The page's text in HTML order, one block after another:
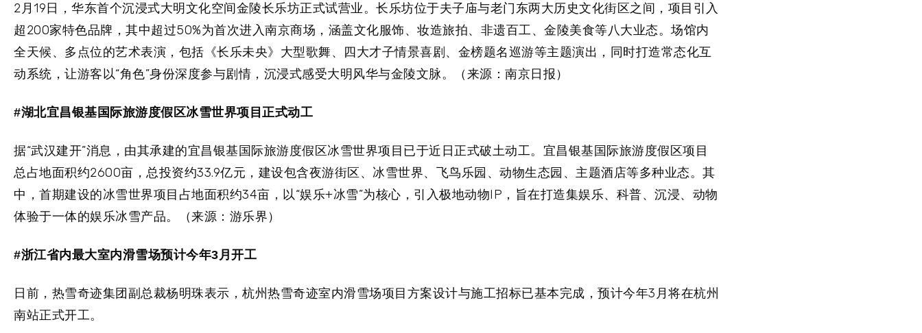
2月19日，华东首个沉浸式大明文化空间金陵长乐坊正式试营业。长乐坊位于夫子庙与老门东两大历史文化街区之间，项目引入
超200家特色品牌，其中超过50%为首次进入南京商场，涵盖文化服饰、妆造旅拍、非遗百工、金陵美食等八大业态。场馆内
全天候、多点位的艺术表演，包括《长乐未央》大型歌舞、四大才子情景喜剧、金榜题名巡游等主题演出，同时打造常态化互
动系统，让游客以“角色”身份深度参与剧情，沉浸式感受大明风华与金陵文脉。（来源：南京日报）
#湖北宜昌银基国际旅游度假区冰雪世界项目正式动工
据“武汉建开”消息，由其承建的宜昌银基国际旅游度假区冰雪世界项目已于近日正式破土动工。宜昌银基国际旅游度假区项目
总占地面积约2600亩，总投资约33.9亿元，建设包含夜游街区、冰雪世界、飞鸟乐园、动物生态园、主题酒店等多种业态。其
中，首期建设的冰雪世界项目占地面积约34亩，以“娱乐+冰雪”为核心，引入极地动物IP，旨在打造集娱乐、科普、沉浸、动物
体验于一体的娱乐冰雪产品。（来源：游乐界）
#浙江省内最大室内滑雪场预计今年3月开工
日前，热雪奇迹集团副总裁杨明珠表示，杭州热雪奇迹室内滑雪场项目方案设计与施工招标已基本完成，预计今年3月将在杭州
南站正式开工。